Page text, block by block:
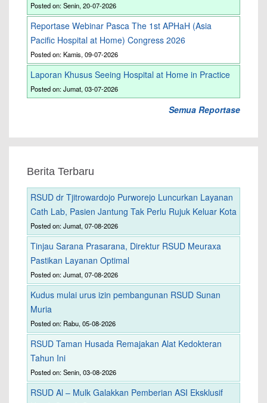
Posted on: Senin, 20-07-2026
Reportase Webinar Pasca The 1st APHaH (Asia
Pacific Hospital at Home) Congress 2026
Posted on: Kamis, 09-07-2026
Laporan Khusus Seeing Hospital at Home in Practice
Posted on: Jumat, 03-07-2026
Semua Reportase
Berita Terbaru
RSUD dr Tjitrowardojo Purworejo Luncurkan Layanan
Cath Lab, Pasien Jantung Tak Perlu Rujuk Keluar Kota
Posted on: Jumat, 07-08-2026
Tinjau Sarana Prasarana, Direktur RSUD Meuraxa
Pastikan Layanan Optimal
Posted on: Jumat, 07-08-2026
Kudus mulai urus izin pembangunan RSUD Sunan
Muria
Posted on: Rabu, 05-08-2026
RSUD Taman Husada Remajakan Alat Kedokteran
Tahun Ini
Posted on: Senin, 03-08-2026
RSUD Al – Mulk Galakkan Pemberian ASI Eksklusif